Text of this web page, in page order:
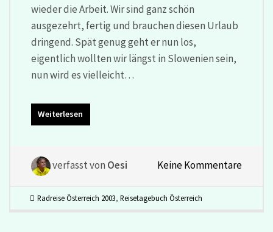
wieder die Arbeit. Wir sind ganz schön
ausgezehrt, fertig und brauchen diesen Urlaub
dringend. Spät genug geht er nun los,
eigentlich wollten wir längst in Slowenien sein,
nun wird es vielleicht…
Weiterlesen
verfasst von Oesi Keine Kommentare
Radreise Österreich 2003, Reisetagebuch Österreich